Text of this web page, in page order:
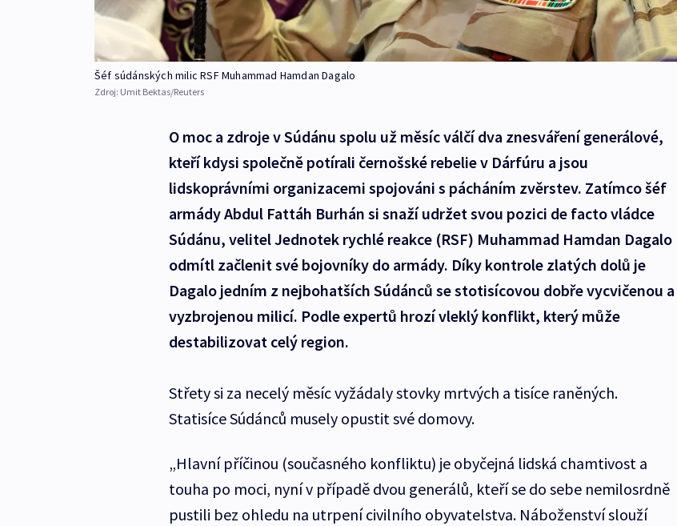
Šéf súdánských milic RSF Muhammad Hamdan Dagalo
Zdroj: Umit Bektas/Reuters
O moc a zdroje v Súdánu spolu už měsíc válčí dva znesváření generálové,
kteří kdysi společně potírali černošské rebelie v Dárfúru a jsou
lidskoprávními organizacemi spojováni s pácháním zvěrstev. Zatímco šéf
armády Abdul Fattáh Burhán si snaží udržet svou pozici de facto vládce
Súdánu, velitel Jednotek rychlé reakce (RSF) Muhammad Hamdan Dagalo
odmítl začlenit své bojovníky do armády. Díky kontrole zlatých dolů je
Dagalo jedním z nejbohatších Súdánců se stotisícovou dobře vycvičenou a
vyzbrojenou milicí. Podle expertů hrozí vleklý konflikt, který může
destabilizovat celý region.
Střety si za necelý měsíc vyžádaly stovky mrtvých a tisíce raněných.
Statisíce Súdánců musely opustit své domovy.
„Hlavní příčinou (současného konfliktu) je obyčejná lidská chamtivost a
touha po moci, nyní v případě dvou generálů, kteří se do sebe nemilosrdně
pustili bez ohledu na utrpení civilního obyvatelstva. Náboženství slouží